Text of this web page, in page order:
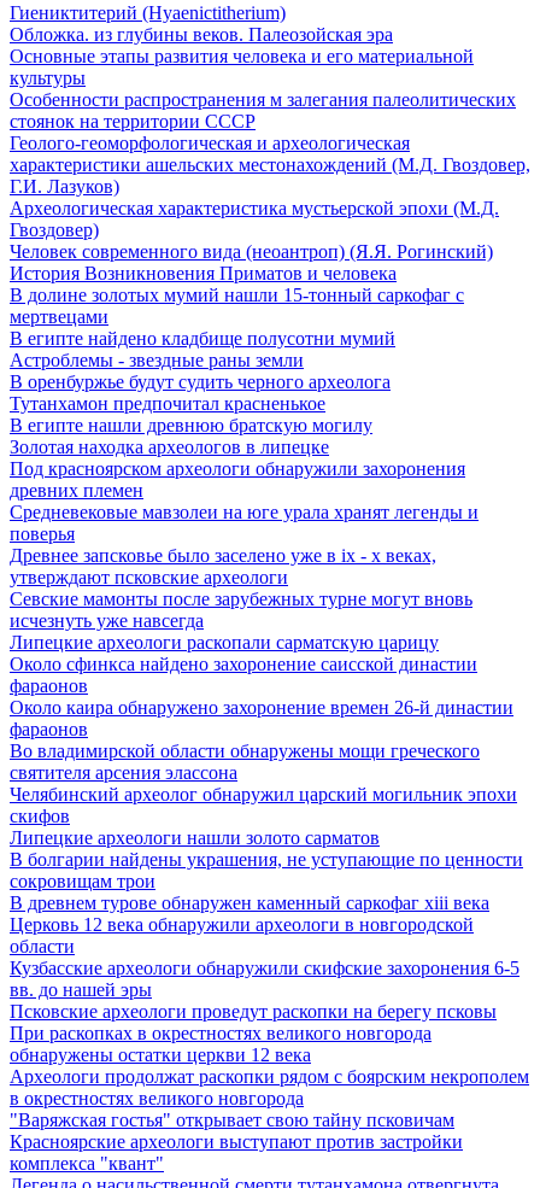
Гиениктитерий (Hyaenictitherium)
Обложка. из глубины веков. Палеозойская эра
Основные этапы развития человека и его материальной
культуры
Особенности распространения м залегания палеолитических
стоянок на территории СССР
Геолого-геоморфологическая и археологическая
характеристики ашельских местонахождений (М.Д. Гвоздовер,
Г.И. Лазуков)
Археологическая характеристика мустьерской эпохи (М.Д.
Гвоздовер)
Человек современного вида (неоантроп) (Я.Я. Рогинский)
История Возникновения Приматов и человека
В долине золотых мумий нашли 15-тонный саркофаг с
мертвецами
В египте найдено кладбище полусотни мумий
Астроблемы - звездные раны земли
В оренбуржье будут судить черного археолога
Тутанхамон предпочитал красненькое
В египте нашли древнюю братскую могилу
Золотая находка археологов в липецке
Под красноярском археологи обнаружили захоронения
древних племен
Средневековые мавзолеи на юге урала хранят легенды и
поверья
Древнее запсковье было заселено уже в ix - x веках,
утверждают псковские археологи
Севские мамонты после зарубежных турне могут вновь
исчезнуть уже навсегда
Липецкие археологи раскопали сарматскую царицу
Около сфинкса найдено захоронение саисской династии
фараонов
Около каира обнаружено захоронение времен 26-й династии
фараонов
Во владимирской области обнаружены мощи греческого
святителя арсения элассона
Челябинский археолог обнаружил царский могильник эпохи
скифов
Липецкие археологи нашли золото сарматов
В болгарии найдены украшения, не уступающие по ценности
сокровищам трои
В древнем турове обнаружен каменный саркофаг xiii века
Церковь 12 века обнаружили археологи в новгородской
области
Кузбасские археологи обнаружили скифские захоронения 6-5
вв. до нашей эры
Псковские археологи проведут раскопки на берегу псковы
При раскопках в окрестностях великого новгорода
обнаружены остатки церкви 12 века
Археологи продолжат раскопки рядом с боярским некрополем
в окрестностях великого новгорода
"Варяжская гостья" открывает свою тайну псковичам
Красноярские археологи выступают против застройки
комплекса "квант"